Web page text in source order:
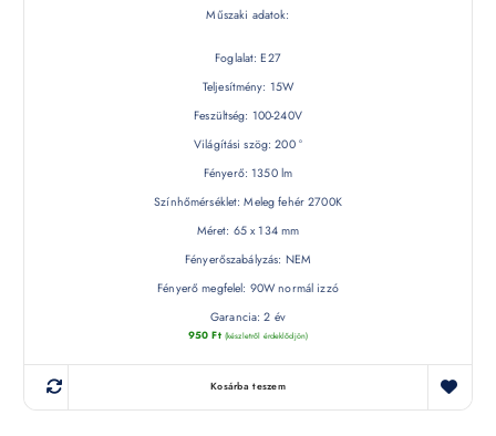
Műszaki adatok:
Foglalat: E27
Teljesítmény: 15W
Feszültség: 100-240V
Világítási szög: 200 °
Fényerő: 1350 lm
Színhőmérséklet: Meleg fehér 2700K
Méret: 65 x 134 mm
Fényerőszabályzás: NEM
Fényerő megfelel: 90W normál izzó
Garancia: 2 év
950Ft (készletről érdeklődjön)
Kosárba teszem